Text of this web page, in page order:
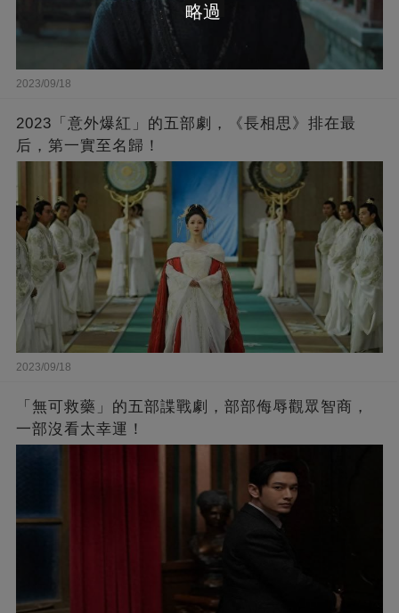
2023/09/18
2023「意外爆紅」的五部劇，《長相思》排在最
后，第一實至名歸！
2023/09/18
「無可救藥」的五部諜戰劇，部部侮辱觀眾智商，
一部沒看太幸運！
略過